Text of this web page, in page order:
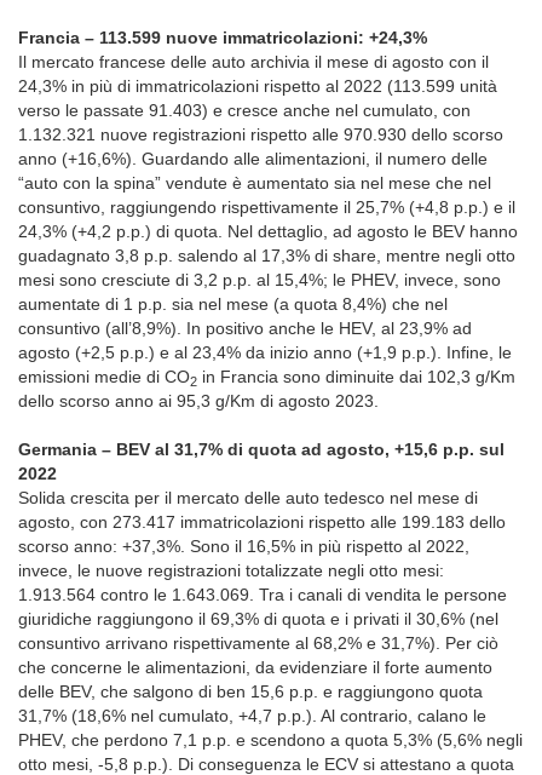
Francia – 113.599 nuove immatricolazioni: +24,3%
Il mercato francese delle auto archivia il mese di agosto con il
24,3% in più di immatricolazioni rispetto al 2022 (113.599 unità
verso le passate 91.403) e cresce anche nel cumulato, con
1.132.321 nuove registrazioni rispetto alle 970.930 dello scorso
anno (+16,6%). Guardando alle alimentazioni, il numero delle
“auto con la spina” vendute è aumentato sia nel mese che nel
consuntivo, raggiungendo rispettivamente il 25,7% (+4,8 p.p.) e il
24,3% (+4,2 p.p.) di quota. Nel dettaglio, ad agosto le BEV hanno
guadagnato 3,8 p.p. salendo al 17,3% di share, mentre negli otto
mesi sono cresciute di 3,2 p.p. al 15,4%; le PHEV, invece, sono
aumentate di 1 p.p. sia nel mese (a quota 8,4%) che nel
consuntivo (all’8,9%). In positivo anche le HEV, al 23,9% ad
agosto (+2,5 p.p.) e al 23,4% da inizio anno (+1,9 p.p.). Infine, le
emissioni medie di CO2 in Francia sono diminuite dai 102,3 g/Km
dello scorso anno ai 95,3 g/Km di agosto 2023.
Germania – BEV al 31,7% di quota ad agosto, +15,6 p.p. sul
2022
Solida crescita per il mercato delle auto tedesco nel mese di
agosto, con 273.417 immatricolazioni rispetto alle 199.183 dello
scorso anno: +37,3%. Sono il 16,5% in più rispetto al 2022,
invece, le nuove registrazioni totalizzate negli otto mesi:
1.913.564 contro le 1.643.069. Tra i canali di vendita le persone
giuridiche raggiungono il 69,3% di quota e i privati il 30,6% (nel
consuntivo arrivano rispettivamente al 68,2% e 31,7%). Per ciò
che concerne le alimentazioni, da evidenziare il forte aumento
delle BEV, che salgono di ben 15,6 p.p. e raggiungono quota
31,7% (18,6% nel cumulato, +4,7 p.p.). Al contrario, calano le
PHEV, che perdono 7,1 p.p. e scendono a quota 5,3% (5,6% negli
otto mesi, -5,8 p.p.). Di conseguenza le ECV si attestano a quota